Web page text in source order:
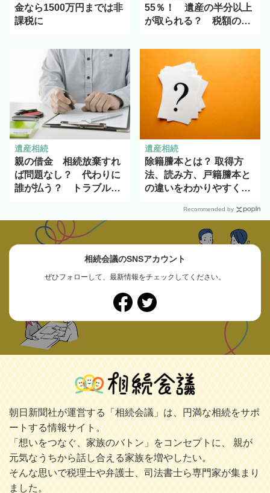
金なら1500万円までは非
課税に
55％！ 遺産の半分以上
が取られる？ 税額の計
説
遺産相続
親の借金 相続放棄すれ
ば問題なし？ 代わりに
誰が払う？ トラブルを
遺産相続
除籍謄本とは？ 取得方
法、読み方、戸籍謄本と
の違いをわかりやすく解
Recommended by
相続会議のSNSアカウント
ぜひフォローして、最新情報をチェックしてください。
朝日新聞社が運営する「相続会議」は、円満な相続をサポ
ートする情報サイト。
「想いをつなぐ、家族のバトン」をコンセプトに、 親が
元気なうちから話し合える家族を増やしたい。
そんな思いで税理士や弁護士、司法書士ら専門家が集まり
ました。